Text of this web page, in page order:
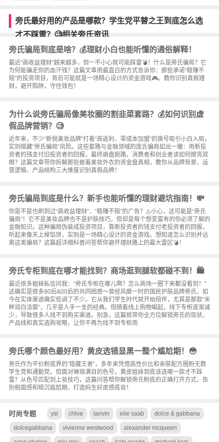
旁氏最好用的产品是哪款？学生党平替之王到底怎么选
才不踩雷？🧐相关旁氏资讯
旁氏骗局到底是啥？💰理财小白也能听懂的通俗解释！
最近“高收益理财”越来越多，但一不小心就可能踩雷💣！什么是旁氏骗局？它
为何能骗走你的血汗钱？这篇文章用最直白的方式告诉你：那些承诺“稳赚不
赔”的投资项目，背后可能就是一场精心设计的资金游戏🎮。教你识别真假理
财，避开陷阱，守住钱包！
为什么说旁氏骗局像美妆圈的割韭菜套路？💰如何识别虚
假品牌营销？🧐
近年来，不少“新锐美妆品牌”打着“高返利、零成本加盟”的旗号吸引小白入局，
实则暗藏“旁氏骗局”风险。这些套路与金融领域的庞氏骗局如出一辙：用新投
资者的钱支付旧投资者的回报，最终崩盘跑路。消费者和创业者该如何擦亮双
眼？这篇文章带你拆解那些披着美妆外衣的资金盘真相，教你从品牌背景、运
营逻辑、产品结构三大维度识别真假品牌！
旁氏骗局到底是什么？新手也能听懂的理财避坑指南！💸
你是不是也刷到过“高收益理财”、“稳赚不赔”的广告？⚠️小心，这可能是“旁氏
骗局”！它不是美妆品牌也不是护肤技巧，但却是每个想变富有的你必须了解的
金融知识。这种骗局伪装成投资项目，靠新投资者的钱支付老投资者的回报，
听起来像天上掉馅饼，实则是一场精心设计的资金游戏。想知道怎么识别并远
离这类骗局？这篇超详细科普问答帮你避开理财路上的最大雷区💣！
旁氏专柜到底在哪才能找到？商场逛到腿软都碰不到！🛍️
最近很多姐妹私信问我：“旁氏专柜在哪儿啊？怎么商场一圈下来都没看到！”
这确实是很多90后&00后的共同困惑～曾经风靡一时的国民护肤品牌旁氏，如
今在实体渠道确实低调了不少。它从我们学生时代就开始陪伴，尤其是那款“米
粹润白洁面”，几乎是人手一支的经典。但随着线上购物崛起，线下专柜逐渐减
少，导致很多人找不到购买渠道。别急，这篇就带你全方位解锁旁氏的现状、
产品线和真实选购攻略，让你不再为找不到专柜而
旁氏哪个颜色最好用？黄皮选错显黑一整个尴尬期！😳
旁氏作为平价粉底界的“隐藏王者”，多年来凭借高性价比和亲肤配方圈粉无数
学生党和通勤党。但面对琳琅满目的色号，黄皮姐妹到底该选哪一款才不踩
雷？从色号匹配到上妆技巧，这篇问答帮你解锁旁氏粉底的正确打开方式，告
别假面感和暗沉尴尬期，打造妈生好皮感底妆！
时尚专题 ysl chloe lanvin elie saab dolce & gabbana
dolcegabbana vivienne westwood alexander mcqueen